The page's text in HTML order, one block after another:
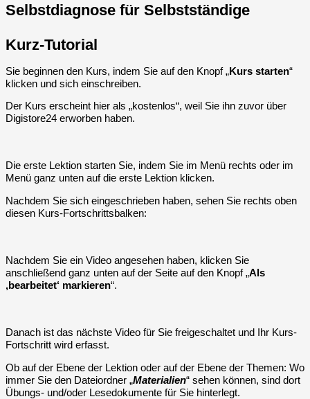
Selbstdiagnose für Selbstständige
Kurz-Tutorial
Sie beginnen den Kurs, indem Sie auf den Knopf „Kurs starten“
klicken und sich einschreiben.
Der Kurs erscheint hier als „kostenlos“, weil Sie ihn zuvor über
Digistore24 erworben haben.
Die erste Lektion starten Sie, indem Sie im Menü rechts oder im
Menü ganz unten auf die erste Lektion klicken.
Nachdem Sie sich eingeschrieben haben, sehen Sie rechts oben
diesen Kurs-Fortschrittsbalken:
Nachdem Sie ein Video angesehen haben, klicken Sie
anschließend ganz unten auf der Seite auf den Knopf „Als
‚bearbeitet‘ markieren“.
Danach ist das nächste Video für Sie freigeschaltet und Ihr Kurs-
Fortschritt wird erfasst.
Ob auf der Ebene der Lektion oder auf der Ebene der Themen: Wo
immer Sie den Dateiordner „Materialien“ sehen können, sind dort
Übungs- und/oder Lesedokumente für Sie hinterlegt.